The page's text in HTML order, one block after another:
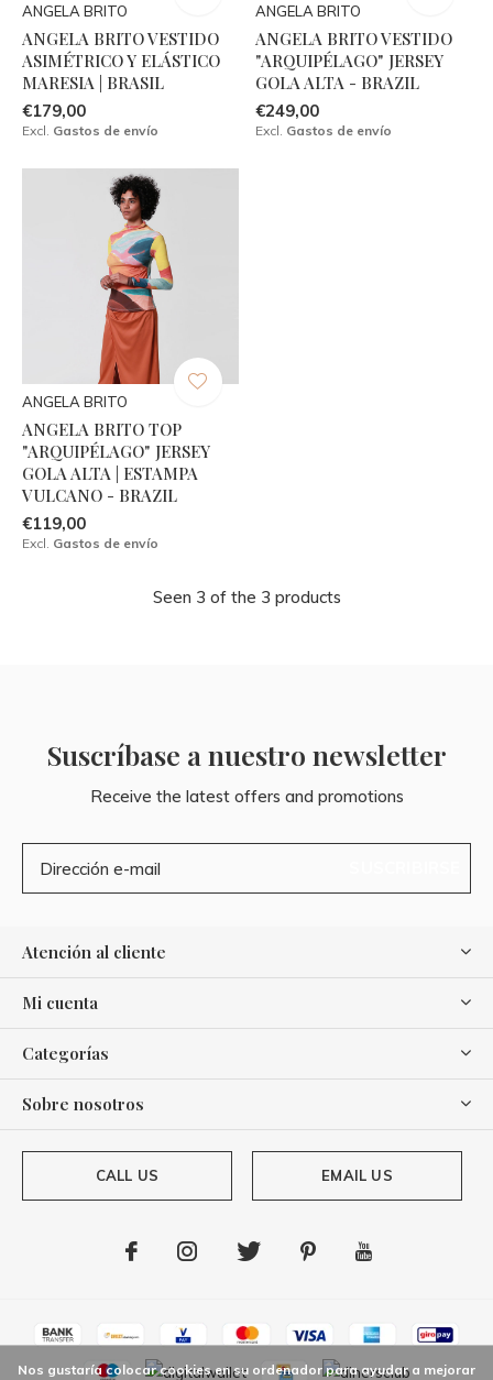
ANGELA BRITO
ANGELA BRITO VESTIDO
ASIMÉTRICO Y ELÁSTICO
MARESIA | BRASIL
€179,00
Excl. Gastos de envío
ANGELA BRITO
ANGELA BRITO VESTIDO
"ARQUIPÉLAGO" JERSEY
GOLA ALTA - BRAZIL
€249,00
Excl. Gastos de envío
ANGELA BRITO
ANGELA BRITO TOP
"ARQUIPÉLAGO" JERSEY
GOLA ALTA | ESTAMPA
VULCANO - BRAZIL
€119,00
Excl. Gastos de envío
Seen 3 of the 3 products
Suscríbase a nuestro newsletter
Receive the latest offers and promotions
Atención al cliente
Mi cuenta
Categorías
Sobre nosotros
CALL US EMAIL US
Nos gustaría colocar cookies en su ordenador para ayudar a mejorar